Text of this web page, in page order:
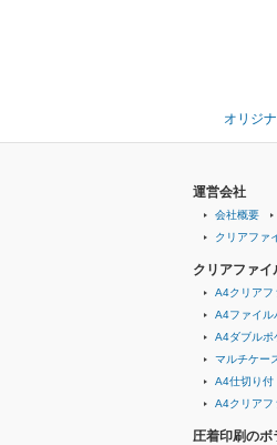
オリジ
運営会社
会社概要
クリアファ
クリアファ
A4クリアフ
A4ファイル
A4ダブルポ
マルチケー
A4仕切り付
A4クリアフ
圧着印刷のボ